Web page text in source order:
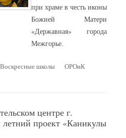
при храме в честь иконы
Божией Матери
«Державная» города
Межгорье.
Воскресные школы ОРОиК
центре г.
летний проект «Каникулы